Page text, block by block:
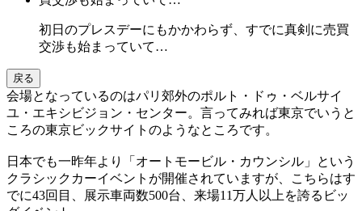
初日のプレスデーにもかかわらず、すでに真剣に売買
交渉も始まっていて…
戻る
会場となっているのはパリ郊外のポルト・ドゥ・ベルサイ
ユ・エキシビジョン・センター。言ってみれば東京でいうと
ころの東京ビックサイトのようなところです。
日本でも一昨年より「オートモービル・カウンシル」という
クラシックカーイベントが開催されていますが、こちらはす
でに43回目、展示車両数500台、来場11万人以上を誇るビッ